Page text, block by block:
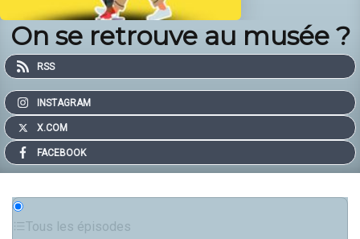
On se retrouve au musée ?
RSS
INSTAGRAM
X.COM
FACEBOOK
Tous les épisodes